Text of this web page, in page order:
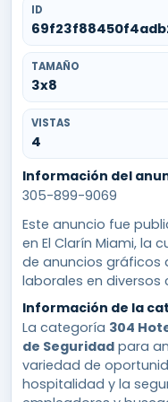
ID
TAMAÑO
3x8
VISTAS
4
Información del
305-899-9069
Este anuncio fue
en El Clarín Miami, la
de anuncios gráficos
laborales en diversos
Información de la
La categoría 304
de Seguridad para
variedad de
hospitalidad y la